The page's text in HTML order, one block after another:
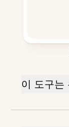
이 도구는